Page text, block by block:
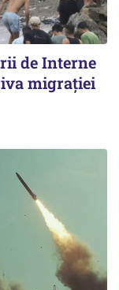
de Interne
migrației